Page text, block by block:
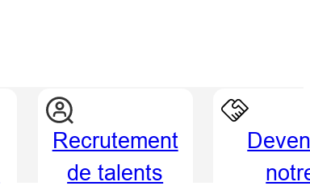
Recrutement
de talents